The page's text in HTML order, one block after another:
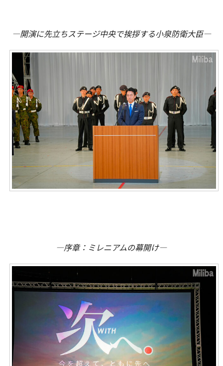
―開演に先立ちステージ中央で挨拶する小泉防衛大臣―
―序章：ミレニアムの幕開け―